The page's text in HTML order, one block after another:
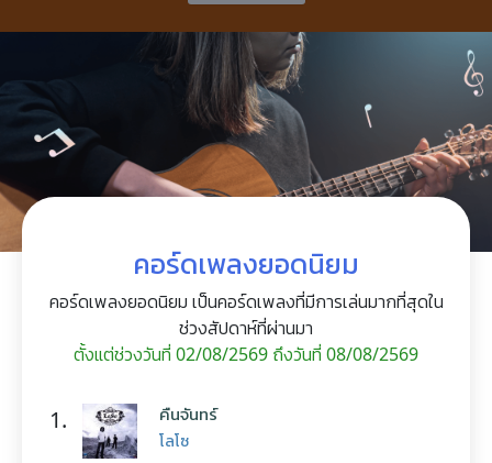
คอร์ดเพลงยอดนิยม
คอร์ดเพลงยอดนิยม เป็นคอร์ดเพลงที่มีการเล่นมากที่สุดใน
ช่วงสัปดาห์ที่ผ่านมา
ตั้งแต่ช่วงวันที่ 02/08/2569 ถึงวันที่ 08/08/2569
1. คืนจันทร์
โลโซ